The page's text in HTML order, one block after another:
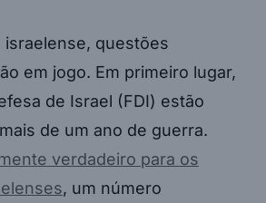
israelense, questões
em jogo. Em primeiro lugar,
de Israel (FDI) estão
de um ano de guerra.
verdadeiro para os
, um número